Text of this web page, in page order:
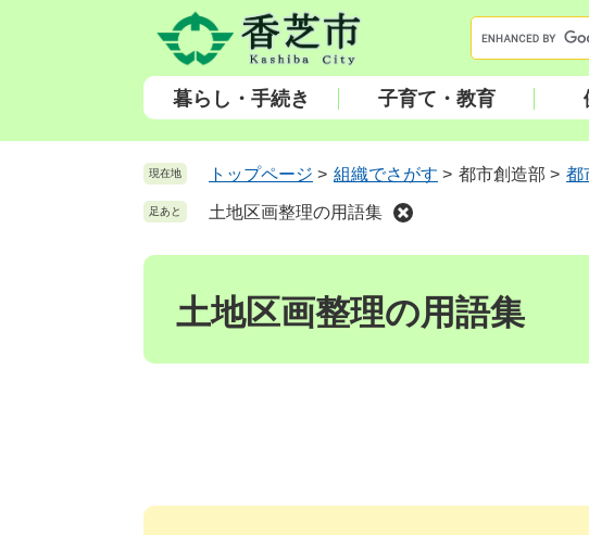
頭
飛
ー
ワ
ー
索
暮らし・手続き 子育て・教育
現在地 トップページ > 組織でさがす > 都市創造部 > 都
足あと 土地区画整理の用語集
本
土地区画整理の用語集